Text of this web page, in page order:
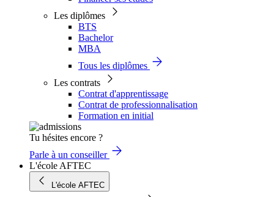
Les diplômes
BTS
Bachelor
MBA
Tous les diplômes
Les contrats
Contrat d'apprentissage
Contrat de professionnalisation
Formation en initial
Tu hésites encore ?
Parle à un conseiller
L'école AFTEC
L'école AFTEC